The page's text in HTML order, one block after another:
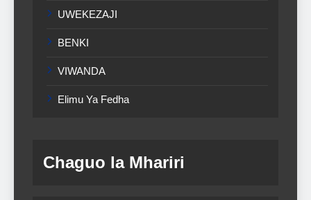
UWEKEZAJI
BENKI
VIWANDA
Elimu Ya Fedha
Chaguo la Mhariri